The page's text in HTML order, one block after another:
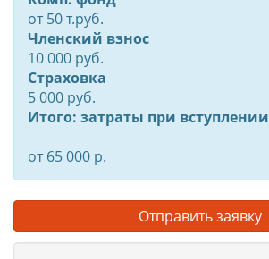
от50т.руб.
Членский взнос
10 000 руб.
Страховка
5 000 руб.
Итого: затраты при вступлении
от 65 000 р.
Отправить заявку